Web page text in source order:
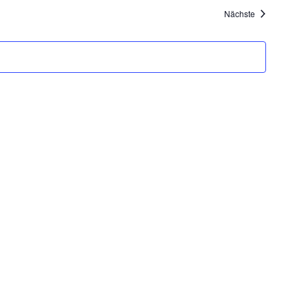
Nächste